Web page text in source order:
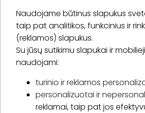
Naudojame būtinus slapukus
taip pat analitikos, funkcinius ir
(reklamos) slapukus.
Su jūsų sutikimu slapukai ir
naudojami:
turinio ir reklamos
personalizuotai ir
reklamai, taip pat jos
Apie paslaugą
Daugiau (7)>